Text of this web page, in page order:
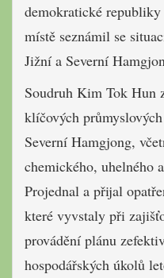
demokratické
místě seznámil se
Jižní a Severní
Soudruh Kim Tok Hun
klíčových
Severní Hamgjong,
chemického, uhelného
Projednal a přijal
které vyvstaly při
provádění plánu
hospodářských úkolů